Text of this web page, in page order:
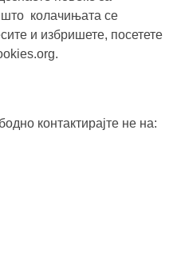
што колачињата се
и избришете, посетете
контактирајте не на: